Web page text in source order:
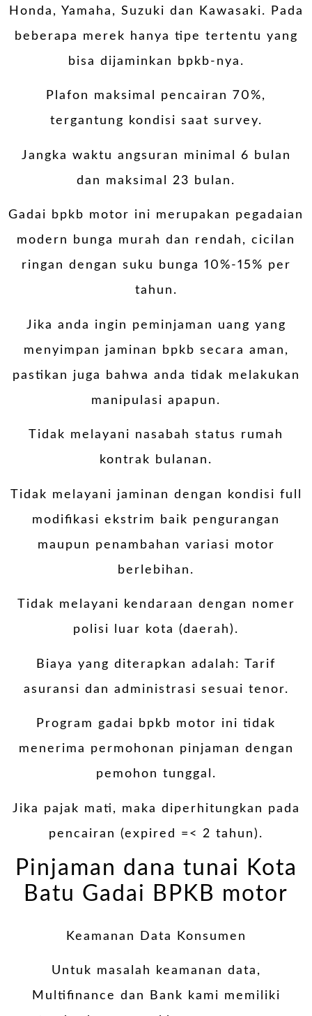
Honda, Yamaha, Suzuki dan Kawasaki. Pada
beberapa merek hanya tipe tertentu yang
bisa dijaminkan bpkb-nya.
Plafon maksimal pencairan 70%,
tergantung kondisi saat survey.
Jangka waktu angsuran minimal 6 bulan
dan maksimal 23 bulan.
Gadai bpkb motor ini merupakan pegadaian
modern bunga murah dan rendah, cicilan
ringan dengan suku bunga 10%-15% per
tahun.
Jika anda ingin peminjaman uang yang
menyimpan jaminan bpkb secara aman,
pastikan juga bahwa anda tidak melakukan
manipulasi apapun.
Tidak melayani nasabah status rumah
kontrak bulanan.
Tidak melayani jaminan dengan kondisi full
modifikasi ekstrim baik pengurangan
maupun penambahan variasi motor
berlebihan.
Tidak melayani kendaraan dengan nomer
polisi luar kota (daerah).
Biaya yang diterapkan adalah: Tarif
asuransi dan administrasi sesuai tenor.
Program gadai bpkb motor ini tidak
menerima permohonan pinjaman dengan
pemohon tunggal.
Jika pajak mati, maka diperhitungkan pada
pencairan (expired =< 2 tahun).
Pinjaman dana tunai Kota
Batu Gadai BPKB motor
Keamanan Data Konsumen
Untuk masalah keamanan data,
Multifinance dan Bank kami memiliki